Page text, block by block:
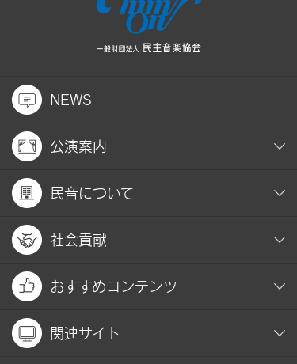
NEWS
公演案内
民音について
社会貢献
おすすめコンテンツ
関連サイト